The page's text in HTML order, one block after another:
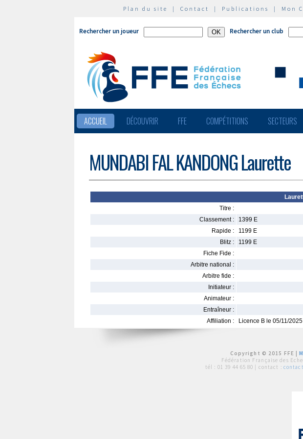
Plan du site | Contact | Publications | Mon
Rechercher un joueur Rechercher un club
ACCUEIL DÉCOUVRIR FFE COMPÉTITIONS SECTEURS
MUNDABI FAL KANDONG Laurette
Titre :
Classement :
1399 E
Rapide :
1199 E
Blitz :
1199 E
Fiche Fide :
Arbitre national :
Arbitre fide :
Initiateur :
Animateur :
Entraîneur :
Affiliation :
Licence B le 05/11/2025
Copyright © 2015 FFE |
Fédération Française des
tél : 01 39 44 65 80 | contact :